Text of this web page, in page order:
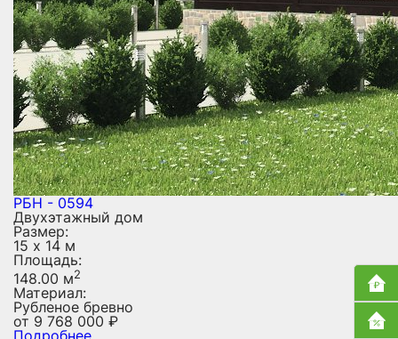
РБН - 0594
Двухэтажный дом
Размер:
15 х 14 м
Площадь:
148.00 м2
Материал:
Рубленое бревно
от 9 768 000 ₽
Подробнее